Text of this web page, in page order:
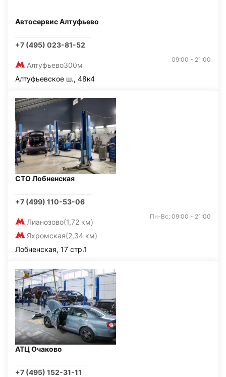
Автосервис Алтуфьево
+7 (495) 023-81-52
Алтуфьево300м
09:00 - 21:00
Алтуфьевское ш., 48к4
СТО Лобненская
+7 (499) 110-53-06
Лианозово(1,72 км)
Яхромская(2,34 км)
Пн-Вс: 09:00 - 21:00
Лобненская, 17 стр.1
АТЦ Очаково
+7 (495) 152-31-11